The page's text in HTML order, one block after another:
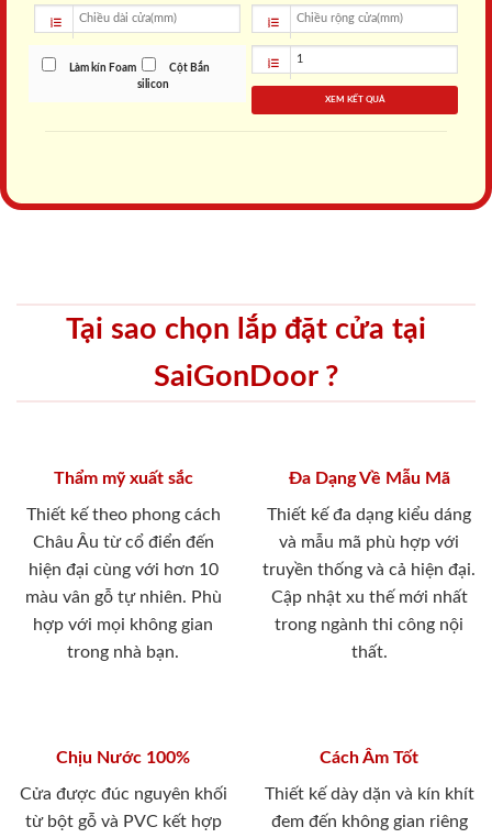
Làm kín Foam
Cột Bắn
silicon
XEM KẾT QUẢ
Tại sao chọn lắp đặt cửa tại
SaiGonDoor ?
Thẩm mỹ xuất sắc
Thiết kế theo phong cách
Châu Âu từ cổ điển đến
hiện đại cùng với hơn 10
màu vân gỗ tự nhiên. Phù
hợp với mọi không gian
trong nhà bạn.
Đa Dạng Về Mẫu Mã
Thiết kế đa dạng kiểu dáng
và mẫu mã phù hợp với
truyền thống và cả hiện đại.
Cập nhật xu thế mới nhất
trong ngành thi công nội
thất.
Chịu Nước 100%
Cửa được đúc nguyên khối
từ bột gỗ và PVC kết hợp
Cách Âm Tốt
Thiết kế dày dặn và kín khít
đem đến không gian riêng